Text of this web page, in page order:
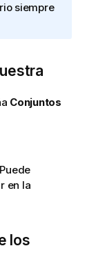
siempre
Conjuntos
en la
los